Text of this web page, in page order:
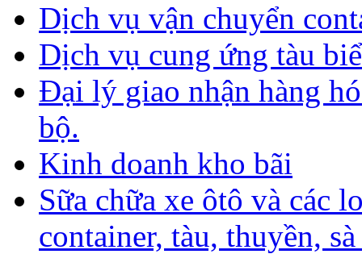
Dịch vụ vận chuyển
Dịch vụ cung ứng tàu
Đại lý giao nhận hàng
bộ.
Kinh doanh kho bãi
Sữa chữa xe ôtô và các
container, tàu, thuyền,